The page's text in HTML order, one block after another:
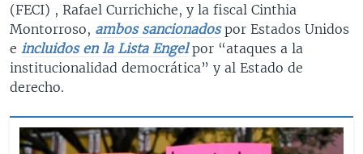
(FECI) , Rafael Currichiche, y la fiscal Cinthia
Montorroso, ambos sancionadospor Estados Unidos
e incluidos en la Lista Engelpor “ataques a la
institucionalidad democrática” y al Estado de
derecho.